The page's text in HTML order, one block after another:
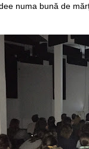
numa bună de